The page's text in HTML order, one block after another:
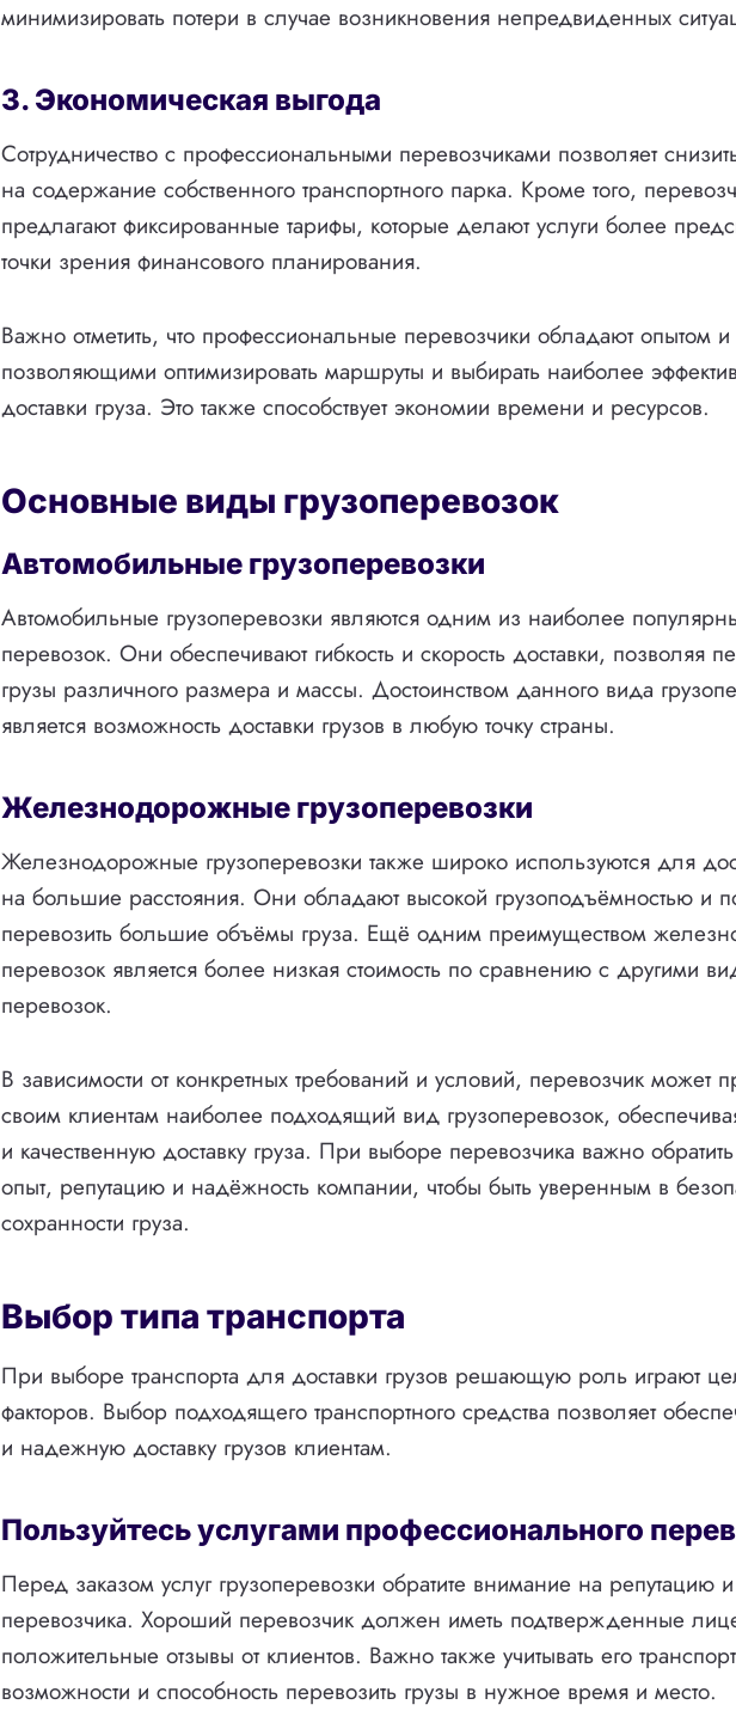
минимизировать потери в случае возникновения непредвиденных
3. Экономическая выгода
Сотрудничество с профессиональными перевозчиками позволяет
на содержание собственного транспортного парка. Кроме того,
предлагают фиксированные тарифы, которые делают услуги более
точки зрения финансового планирования.
Важно отметить, что профессиональные перевозчики обладают опытом
позволяющими оптимизировать маршруты и выбирать наиболее
доставки груза. Это также способствует экономии времени и ресурсов.
Основные виды грузоперевозок
Автомобильные грузоперевозки
Автомобильные грузоперевозки являются одним из наиболее
перевозок. Они обеспечивают гибкость и скорость доставки, позволяя
грузы различного размера и массы. Достоинством данного вида
является возможность доставки грузов в любую точку страны.
Железнодорожные грузоперевозки
Железнодорожные грузоперевозки также широко используются для
на большие расстояния. Они обладают высокой грузоподъёмностью и
перевозить большие объёмы груза. Ещё одним преимуществом
перевозок является более низкая стоимость по сравнению с другими
перевозок.
В зависимости от конкретных требований и условий, перевозчик может
своим клиентам наиболее подходящий вид грузоперевозок,
и качественную доставку груза. При выборе перевозчика важно
опыт, репутацию и надёжность компании, чтобы быть уверенным в
сохранности груза.
Выбор типа транспорта
При выборе транспорта для доставки грузов решающую роль играют
факторов. Выбор подходящего транспортного средства позволяет
и надежную доставку грузов клиентам.
Пользуйтесь услугами профессионального
Перед заказом услуг грузоперевозки обратите внимание на репутацию
перевозчика. Хороший перевозчик должен иметь подтвержденные
положительные отзывы от клиентов. Важно также учитывать его
возможности и способность перевозить грузы в нужное время и место.